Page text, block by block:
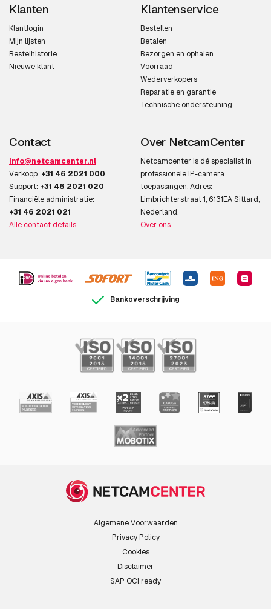
Klanten
Klantlogin
Mijn lijsten
Bestelhistorie
Nieuwe klant
Klantenservice
Bestellen
Betalen
Bezorgen en ophalen
Voorraad
Wederverkopers
Reparatie en garantie
Technische ondersteuning
Contact
info@netcamcenter.nl
Verkoop: +31 46 2021 000
Support: +31 46 2021 020
Financiële administratie:
+31 46 2021 021
Alle contact details
Over NetcamCenter
Netcamcenter is dé specialist in
professionele IP-camera
toepassingen. Adres:
Limbrichterstraat 1, 6131EA Sittard,
Nederland.
Over ons
Bankoverschrijving
Algemene Voorwaarden
Privacy Policy
Cookies
Disclaimer
SAP OCI ready